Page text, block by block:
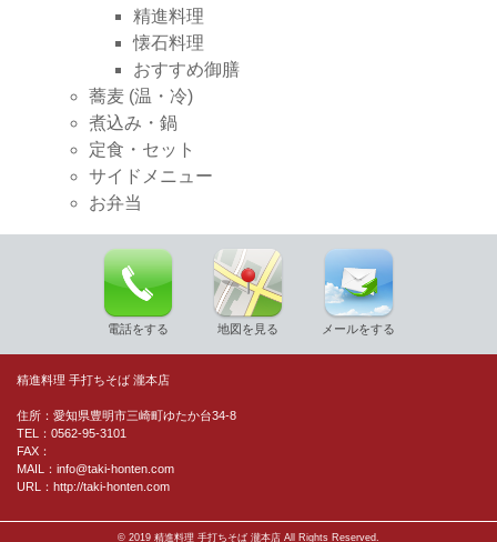
精進料理
懐石料理
おすすめ御膳
蕎麦 (温・冷)
煮込み・鍋
定食・セット
サイドメニュー
お弁当
電話をする 地図を見る メールをする
精進料理 手打ちそば 瀧本店
住所：愛知県豊明市三崎町ゆたか台34-8
TEL：0562-95-3101
FAX：
MAIL：info@taki-honten.com
URL：http://taki-honten.com
© 2019 精進料理 手打ちそば 瀧本店 All Rights Reserved.